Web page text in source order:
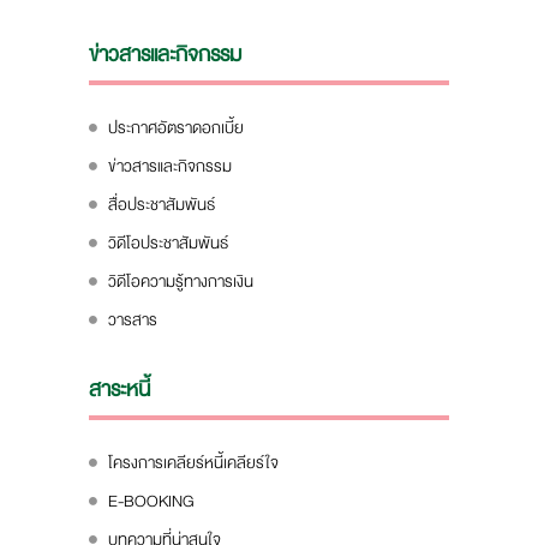
ข่าวสารและกิจกรรม
ประกาศอัตราดอกเบี้ย
ข่าวสารและกิจกรรม
สื่อประชาสัมพันธ์
วิดีโอประชาสัมพันธ์
วิดีโอความรู้ทางการเงิน
วารสาร
สาระหนี้
โครงการเคลียร์หนี้เคลียร์ใจ
E-BOOKING